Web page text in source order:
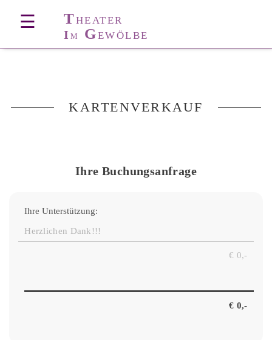
☰ THEATER
I M GEWÖLBE
KARTENVERKAUF
Ihre Buchungsanfrage
Ihre Unterstützung: